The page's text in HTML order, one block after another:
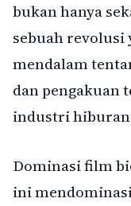
bukan hanya
sebuah revolusi
mendalam
dan pengakuan
industri
Dominasi film
ini